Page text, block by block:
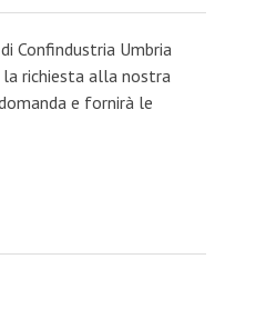
Confindustria Umbria
la richiesta alla nostra
e fornirà le